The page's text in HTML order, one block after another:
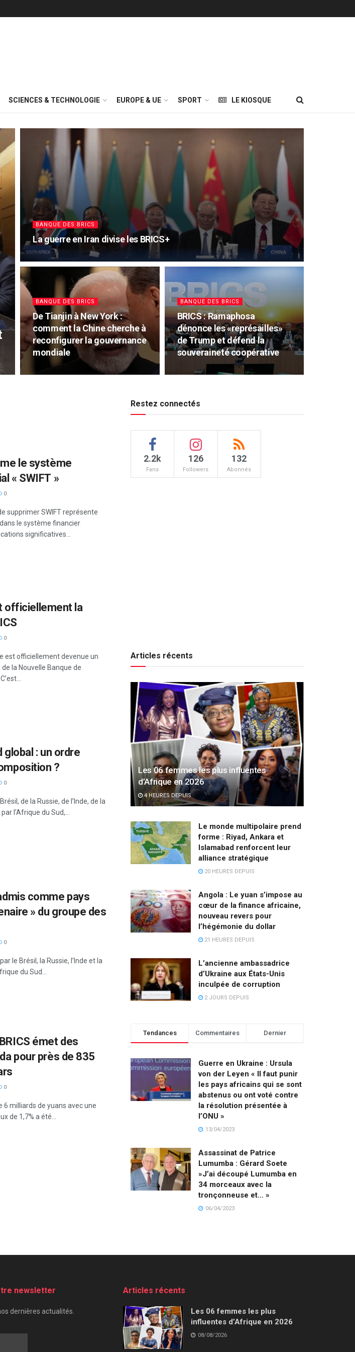
SCIENCES & TECHNOLOGIE EUROPE & UE SPORT LE KIOSQUE
BANQUE DES BRICS
La guerre en Iran divise les BRICS+
BANQUE DES BRICS
De Tianjin à New York :
comment la Chine cherche à
reconfigurer la gouvernance
mondiale
BANQUE DES BRICS
BRICS : Ramaphosa
dénonce les «représailles»
de Trump et défend la
souveraineté coopérative
le système
« SWIFT »
0
supprimer SWIFT représente
le système financier
significatives...
officiellement la
0
est officiellement devenue un
la Nouvelle Banque de
global : un ordre
?
0
de la Russie, de l’Inde, de la
l’Afrique du Sud,...
comme pays
» du groupe des
0
le Brésil, la Russie, l’Inde et la
du Sud...
émet des
pour près de 835
0
6 milliards de yuans avec une
de 1,7% a été...
Restez connectés
2.2k
Fans
126
Followers
132
Abonnés
Articles récents
Les 06 femmes les plus influentes
d’Afrique en 2026
4 HEURES DEPUIS
Le monde multipolaire prend
forme : Riyad, Ankara et
Islamabad renforcent leur
alliance stratégique
20 HEURES DEPUIS
Angola : Le yuan s’impose au
cœur de la finance africaine,
nouveau revers pour
l’hégémonie du dollar
21 HEURES DEPUIS
L’ancienne ambassadrice
d’Ukraine aux États-Unis
inculpée de corruption
2 JOURS DEPUIS
Tendances Commentaires Dernier
Guerre en Ukraine : Ursula
von der Leyen « Il faut punir
les pays africains qui se sont
abstenus ou ont voté contre
la résolution présentée à
l’ONU »
13/04/2023
Assassinat de Patrice
Lumumba : Gérard Soete
»J’ai découpé Lumumba en
34 morceaux avec la
tronçonneuse et… »
06/04/2023
newsletter
dernières actualités.
Articles récents
Les 06 femmes les plus
influentes d’Afrique en 2026
08/08/2026